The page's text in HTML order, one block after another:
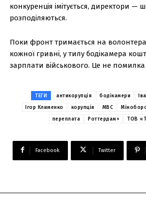
конкуренція імітується, директори —
розподіляються.
Поки фронт тримається на
кожної гривні, у тилу бодікамера
зарплати військового. Це не
ТЕГИ антикорупція бодікамери
Ігор Клименко
корупція МВС
переплата
Роттердам+ ТОВ
Facebook Twitter